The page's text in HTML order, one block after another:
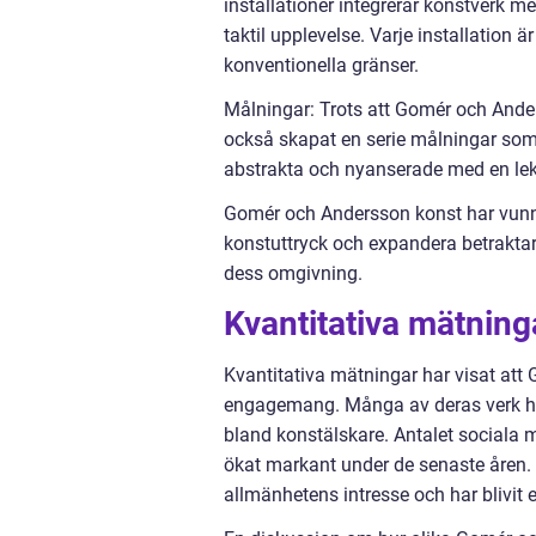
installationer integrerar konstverk
taktil upplevelse. Varje installation
konventionella gränser.
Målningar: Trots att Gomér och
också skapat en serie målningar
abstrakta och nyanserade med en
Gomér och Andersson konst har
konstuttryck och expandera
dess omgivning.
Kvantitativa
Kvantitativa mätningar har visat att
engagemang. Många av deras
bland konstälskare. Antalet sociala
ökat markant under de senaste
allmänhetens intresse och har blivit